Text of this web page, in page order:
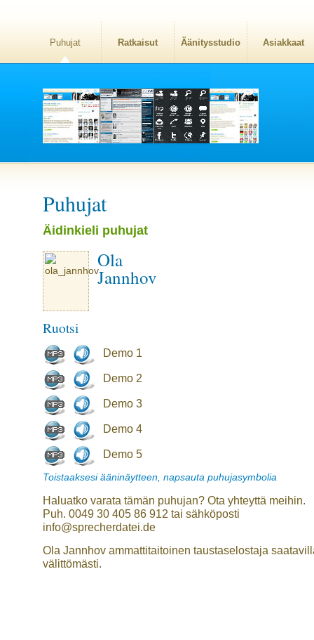
Puhujat Ratkaisut Äänitysstudio Asiakkaat
Puhujat
Äidinkieli puhujat
Ola
Jannhov
Ruotsi
Demo 1
Demo 2
Demo 3
Demo 4
Demo 5
Toistaaksesi ääninäytteen, napsauta puhujasymbolia
Haluatko varata tämän puhujan? Ota yhteyttä meihin.
Puh. 0049 30 405 86 912 tai sähköposti
info@sprecherdatei.de
Ola Jannhov ammattitaitoinen taustaselostaja
välittömästi.